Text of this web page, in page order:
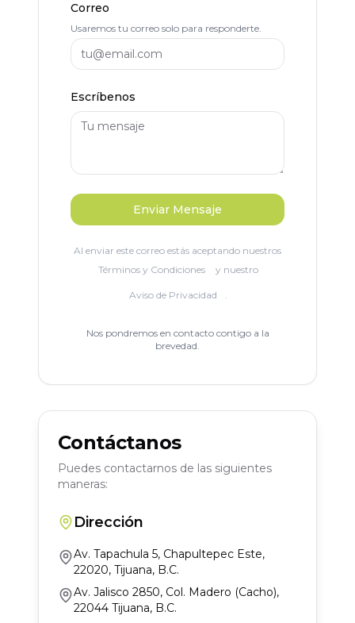
Correo
Usaremos tu correo solo para responderte.
Escríbenos
Enviar Mensaje
Al enviar este correo estás aceptando nuestros
Términos y Condiciones
y nuestro
Aviso de Privacidad .
Nos pondremos en contacto contigo a la
brevedad.
Contáctanos
Puedes contactarnos de las siguientes
maneras:
Dirección
Av. Tapachula 5, Chapultepec Este,
22020, Tijuana, B.C.
Av. Jalisco 2850, Col. Madero (Cacho),
22044 Tijuana, B.C.